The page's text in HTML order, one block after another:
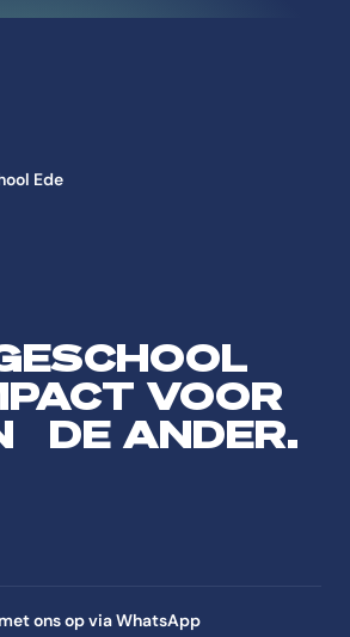
Ede
VOOR
DE ANDER.
ons op via WhatsApp